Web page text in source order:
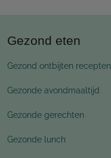
Gezond eten
Gezond ontbijten recepten
Gezonde avondmaaltijd
Gezonde gerechten
Gezonde lunch